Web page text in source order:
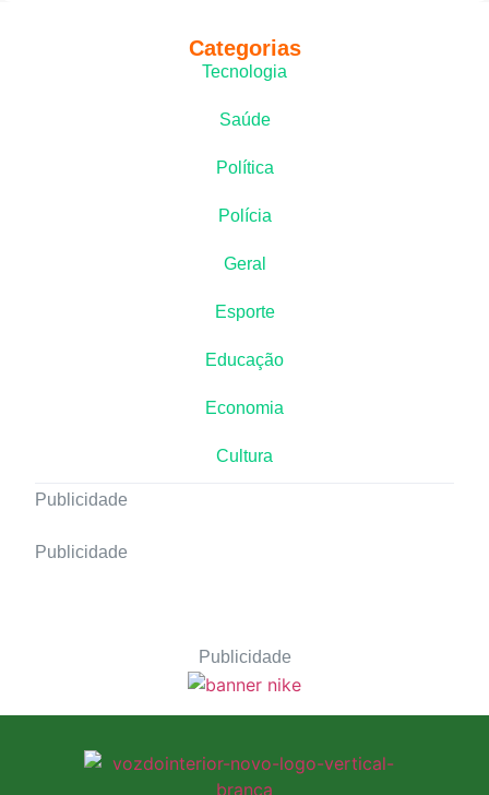
Categorias
Tecnologia
Saúde
Política
Polícia
Geral
Esporte
Educação
Economia
Cultura
Publicidade
Publicidade
Publicidade